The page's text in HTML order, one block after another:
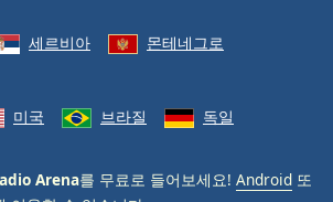
세르비아 몬테네그로
미국 브라질 독일
Arena를 무료로 들어보세요! Android 또